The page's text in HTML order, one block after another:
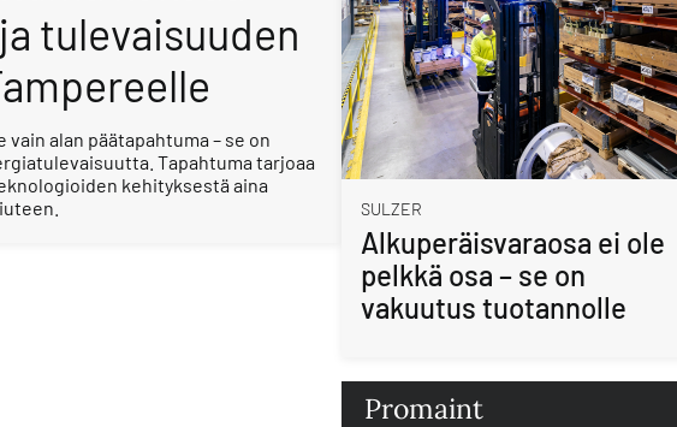
tulevaisuuden
alan päätapahtuma – se on
Tapahtuma tarjoaa
kehityksestä aina
SULZER
Alkuperäisvaraosa ei ole
pelkkä osa – se on
vakuutus tuotannolle
Promaint